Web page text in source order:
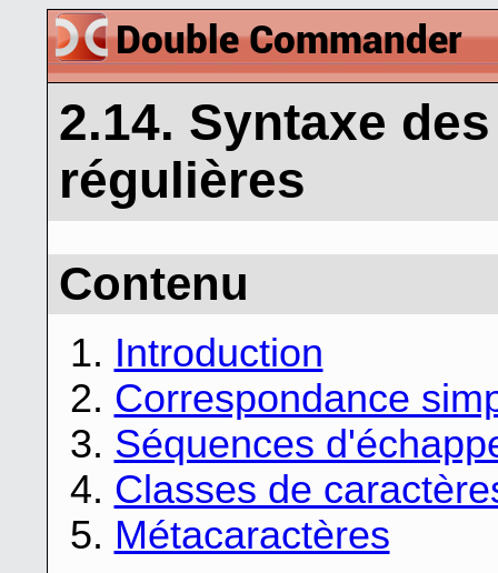
2.14. Syntaxe
régulières
Contenu
1. Introduction
2. Correspondance
3. Séquences
4. Classes de
5. Métacaractères